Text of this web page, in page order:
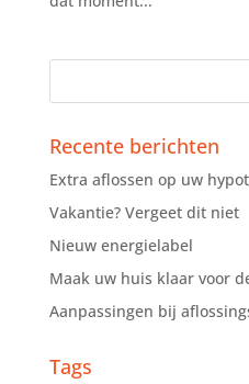
Recente berichten
Extra aflossen op uw
Vakantie? Vergeet dit niet
Nieuw energielabel
Maak uw huis klaar voor
Aanpassingen bij
Tags